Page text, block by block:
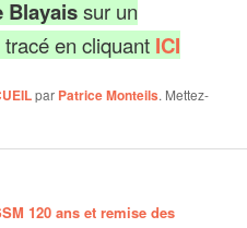
Blayaissur un
tracé en cliquant ICI
par Patrice Monteils. Mettez-
120 ans et remise des